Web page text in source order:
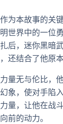
为本故事的关
世界中的一位
后，迷你黑暗
还结合了他原
量无与伦比，
象，使对手陷
量，让他在战
前的动力。